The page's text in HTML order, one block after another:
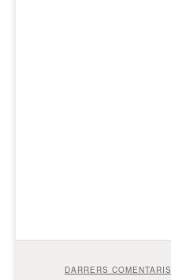
DARRERS COMENTARIS